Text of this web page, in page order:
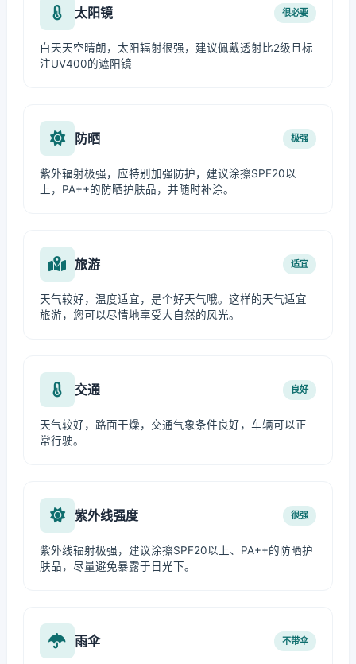
太阳镜 很必要
白天天空晴朗，太阳辐射很强，建议佩戴透射比2级且标
注UV400的遮阳镜
防晒 极强
紫外辐射极强，应特别加强防护，建议涂擦SPF20以
上，PA++的防晒护肤品，并随时补涂。
旅游 适宜
天气较好，温度适宜，是个好天气哦。这样的天气适宜
旅游，您可以尽情地享受大自然的风光。
交通 良好
天气较好，路面干燥，交通气象条件良好，车辆可以正
常行驶。
紫外线强度 很强
紫外线辐射极强，建议涂擦SPF20以上、PA++的防晒护
肤品，尽量避免暴露于日光下。
雨伞 不带伞